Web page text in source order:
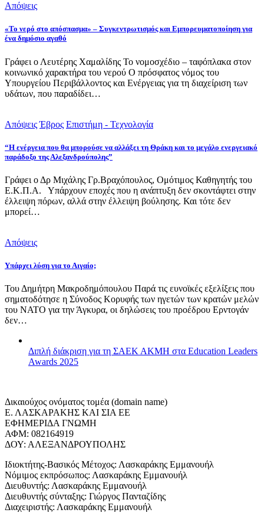
Απόψεις
«Το νερό στο απόσπασμα» – Συγκεντρωτισμός και Εμπορευματοποίηση για
ένα δημόσιο αγαθό
Γράφει ο Λευτέρης Χαμαλίδης Το νομοσχέδιο – ταφόπλακα στον
κοινωνικό χαρακτήρα του νερού Ο πρόσφατος νόμος του
Υπουργείου Περιβάλλοντος και Ενέργειας για τη διαχείριση των
υδάτων, που παραδίδει…
Απόψεις Έβρος Επιστήμη - Τεχνολογία
“Η ενέργεια που θα μπορούσε να αλλάξει τη Θράκη και το μεγάλο ενεργειακό
παράδοξο της Αλεξανδρούπολης”
Γράφει ο Δρ Μιχάλης Γρ.Βραχόπουλος, Ομότιμος Καθηγητής του
Ε.Κ.Π.Α. Υπάρχουν εποχές που η ανάπτυξη δεν σκοντάφτει στην
έλλειψη πόρων, αλλά στην έλλειψη βούλησης. Και τότε δεν
μπορεί…
Απόψεις
Υπάρχει λύση για το Αιγαίο;
Του Δημήτρη Μακροδημόπουλου Παρά τις ευνοϊκές εξελίξεις που
σηματοδότησε η Σύνοδος Κορυφής των ηγετών των κρατών μελών
του ΝΑΤΟ για την Άγκυρα, οι δηλώσεις του προέδρου Ερντογάν
δεν…
Διπλή διάκριση για τη ΣΑΕΚ ΑΚΜΗ στα Education Leaders
Awards 2025
Δικαιούχος ονόματος τομέα (domain name)
Ε. ΛΑΣΚΑΡΑΚΗΣ ΚΑΙ ΣΙΑ ΕΕ
ΕΦΗΜΕΡΙΔΑ ΓΝΩΜΗ
ΑΦΜ: 082164919
ΔΟΥ: ΑΛΕΞΑΝΔΡΟΥΠΟΛΗΣ
Ιδιοκτήτης-Βασικός Μέτοχος: Λασκαράκης Εμμανουήλ
Νόμιμος εκπρόσωπος: Λασκαράκης Εμμανουήλ
Διευθυντής: Λασκαράκης Εμμανουήλ
Διευθυντής σύνταξης: Γιώργος Πανταζίδης
Διαχειριστής: Λασκαράκης Εμμανουήλ